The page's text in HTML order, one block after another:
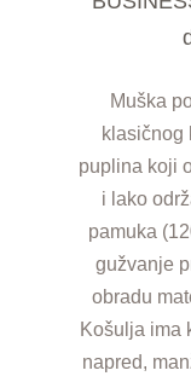
Muška
klasičnog
puplina koji
i lako
pamuka
gužvanje
obradu
Košulja ima
napred,